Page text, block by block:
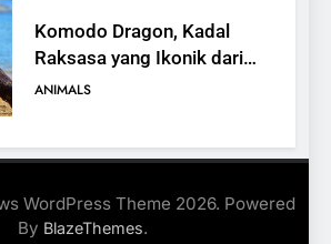
Komodo Dragon, Kadal
Raksasa yang Ikonik dari
Indonesia
ANIMALS
Emas, Penemuan Baru di
Dunia Satwa
ANIMALS
WordPress Theme 2026. Powered
By BlazeThemes.